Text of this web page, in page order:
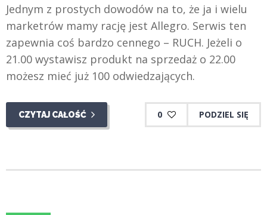
Jednym z prostych dowodów na to, że ja i wielu
marketrów mamy rację jest Allegro. Serwis ten
zapewnia coś bardzo cennego – RUCH. Jeżeli o
21.00 wystawisz produkt na sprzedaż o 22.00
możesz mieć już 100 odwiedzających.
CZYTAJ CAŁOŚĆ 0 PODZIEL SIĘ